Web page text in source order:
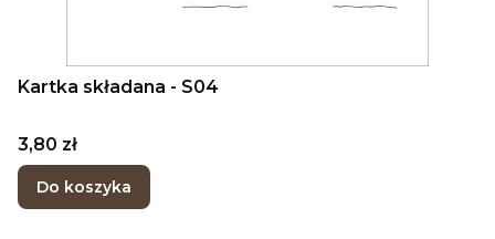
Kartka składana - S04
Cena
3,80 zł
Do koszyka